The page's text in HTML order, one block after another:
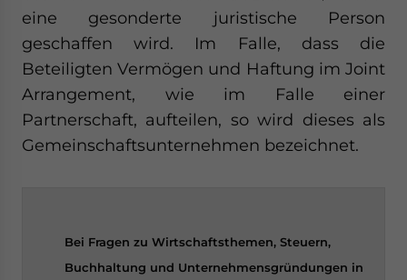
eine gesonderte juristische Person
geschaffen wird. Im Falle, dass die
Beteiligten Vermögen und Haftung im Joint
Arrangement, wie im Falle einer
Partnerschaft, aufteilen, so wird dieses als
Gemeinschaftsunternehmen bezeichnet.
Bei Fragen zu Wirtschaftsthemen, Steuern,
Buchhaltung und Unternehmensgründungen in